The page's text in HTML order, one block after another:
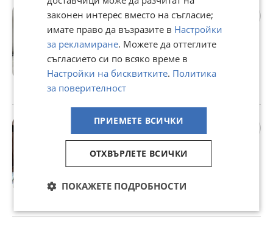
Продава 2-СТАЕН, гр.
Пловдив, Кършияка
131 010 €
256 233,29 лв
Не се начислява ДДС
гр. Пловдив, Кършияка, днес
Продава ЕТАЖ ОТ КЪЩА, гр.
Пловдив, Прослав
205 000 €
400 945,15 лв
Не се начислява ДДС
законен интерес вместо на съгласие;
имате право да възразите в Настройки
за рекламиране. Можете да оттеглите
съгласието си по всяко време в
Настройки на бисквитките. Политика
за поверителност
ПРИЕМЕТЕ ВСИЧКИ
ОТХВЪРЛЕТЕ ВСИЧКИ
ПОКАЖЕТЕ ПОДРОБНОСТИ